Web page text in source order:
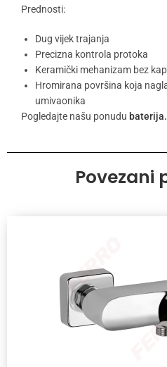
Prednosti:
Dug vijek trajanja
Precizna kontrola protoka
Keramički mehanizam bez
Hromirana površina koja
umivaonika
Pogledajte našu ponudu baterija.
Povezani